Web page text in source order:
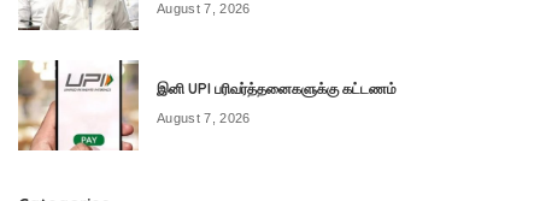
August 7, 2026
இனி UPI பரிவர்த்தனைகளுக்கு கட்டணம்
August 7, 2026